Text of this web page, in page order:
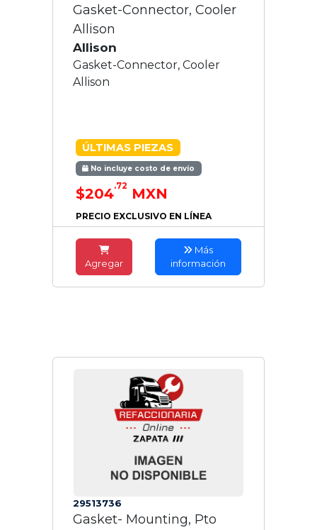
Gasket-Connector, Cooler
Allison
Allison
Gasket-Connector, Cooler
Allison
ÚLTIMAS PIEZAS
No incluye costo de envío
$204.72 MXN
PRECIO EXCLUSIVO EN LÍNEA
Agregar
Más
información
29513736
Gasket- Mounting, Pto